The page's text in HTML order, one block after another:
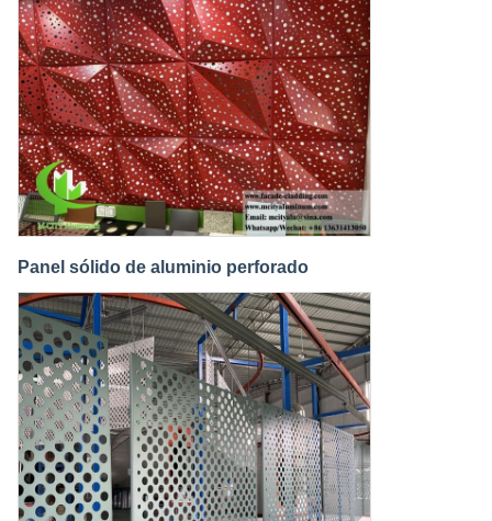
Panel sólido de aluminio perforado